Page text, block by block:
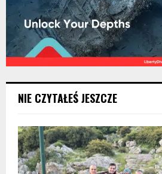
NIE CZYTAŁEŚ JESZCZE